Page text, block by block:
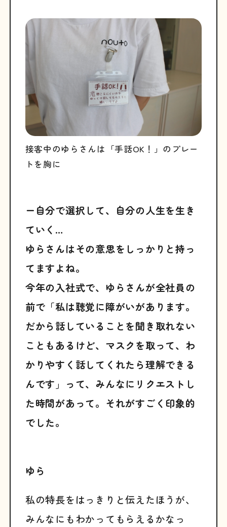
接客中のゆらさんは「手話OK！」のプレー
トを胸に
ー自分で選択して、自分の人生を生き
ていく…
ゆらさんはその意思をしっかりと持っ
てますよね。
今年の入社式で、ゆらさんが全社員の
前で「私は聴覚に障がいがあります。
だから話していることを聞き取れない
こともあるけど、マスクを取って、わ
かりやすく話してくれたら理解できる
んです」って、みんなにリクエストし
た時間があって。それがすごく印象的
でした。
ゆら
私の特長をはっきりと伝えたほうが、
みんなにもわかってもらえるかなっ